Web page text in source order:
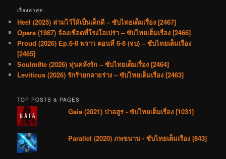
เรื่องล่าสุด
Heel (2025) ล่ามไว้ให้เป็นเด็กดี – ซับไทยเต็มเรื่อง [2467]
Opera (1987) จ้องเชือดที่โรงโอเปร่า – ซับไทยเต็มเรื่อง [2466]
Proud (2026) Ep.6-8 พราว ตอนที่ 6-8 (จบ) – ซับไทยเต็มเรื่อง
[2465]
Soulm8te (2026) หุ่นคลั่งรัก – ซับไทยเต็มเรื่อง [2464]
Leviticus (2026) รักร้ายกลายร่าง – ซับไทยเต็มเรื่อง [2463]
TOP POSTS & PAGES
Gaia (2021) ป่าอสูร - ซับไทยเต็มเรื่อง [1031]
Parallel (2020) ภพขนาน - ซับไทยเต็มเรื่อง [843]